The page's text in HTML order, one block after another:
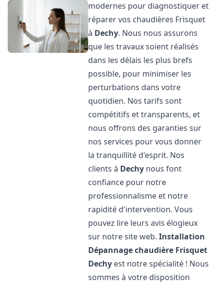
modernes pour diagnostiquer et
réparer vos chaudières Frisquet
à Dechy. Nous nous assurons
que les travaux soient réalisés
dans les délais les plus brefs
possible, pour minimiser les
perturbations dans votre
quotidien. Nos tarifs sont
compétitifs et transparents, et
nous offrons des garanties sur
nos services pour vous donner
la tranquillité d'esprit. Nos
clients à Dechy nous font
confiance pour notre
professionnalisme et notre
rapidité d'intervention. Vous
pouvez lire leurs avis élogieux
sur notre site web.Installation
Dépannage chaudière Frisquet
Dechy est notre spécialité ! Nous
sommes à votre disposition